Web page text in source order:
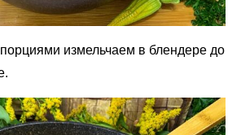
измельчаем в блендере до